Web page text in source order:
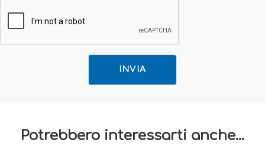
INVIA
Potrebbero interessarti anche...